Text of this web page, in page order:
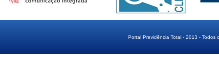
Portal Previdência Total - 2013 - Todos